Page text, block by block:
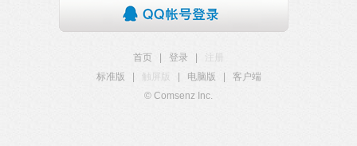
首页 登录
注册
标准版
触屏版 电脑版
客户端
© Comsenz Inc.